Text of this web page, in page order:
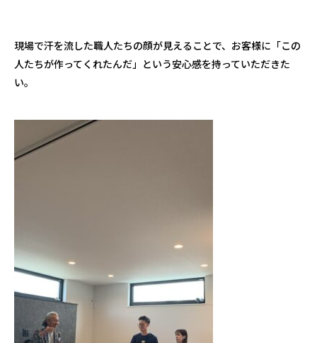
現場で汗を流した職人たちの顔が見えることで、お客様に「この
人たちが作ってくれたんだ」という安心感を持っていただきた
い。